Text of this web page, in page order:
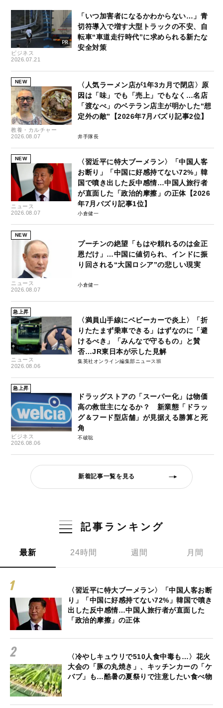
ビジネス
2026.07.21
「いつ加害者になるかわからない…」青
切符導入で増す大型トラックの不安、自
転車“車道走行時代”に求められる新たな
安全対策
NEW
教養・カルチャー
2026.08.07
〈人気ラーメン店が1年3カ月で閉店〉原
因は「味」でも「売上」でもなく…名店
「渡なべ」のベテラン店主が明かした“想
定外の敵”【2026年7月バズり記事2位】
井手隊長
NEW
ニュース
2026.08.07
〈習近平に特大ブーメラン〉「中国人客
お断り」「中国に好感持てない72%」韓
国で噴き出した反中感情…中国人旅行者
が直面した「政治的摩擦」の正体【2026
年7月バズり記事1位】
小倉健一
NEW
ニュース
2026.08.07
プーチンの絶望「もはや頼れるのは金正
恩だけ」…中国に値切られ、インドに振
り回される“大国ロシア”の悲しい現実
小倉健一
急上昇
ニュース
2026.08.06
〈満員山手線にベビーカーで炎上〉「折
りたたまず乗車できる」はずなのに「避
けるべき」「みんなで守るもの」と賛
否…JR東日本が示した見解
集英社オンライン編集部ニュース班
急上昇
ビジネス
2026.08.06
ドラッグストアの「スーパー化」は物価
高の救世主になるか？ 新業態「ドラッ
グ＆フード型店舗」が見据える勝算と死
角
不破聡
新着記事一覧を見る
記事ランキング
最新 24時間 週間 月間
〈習近平に特大ブーメラン〉「中国人客お断
り」「中国に好感持てない72%」韓国で噴き
出した反中感情…中国人旅行者が直面した
「政治的摩擦」の正体
〈冷やしキュウリで510人食中毒も…〉花火
大会の「豚の丸焼き」、キッチンカーの「ケ
バブ」も…酷暑の夏祭りで注意したい食べ物